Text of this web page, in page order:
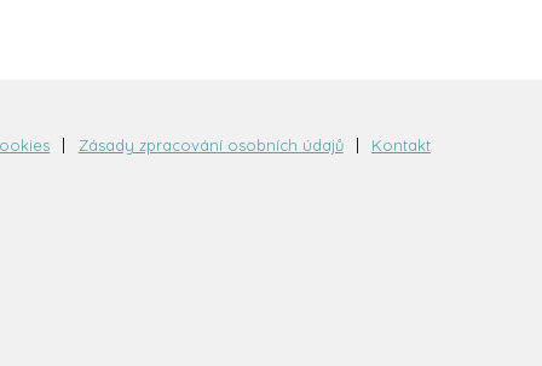
Zásady zpracování osobních údajů Kontakt